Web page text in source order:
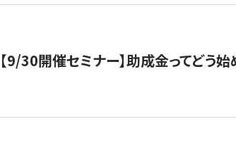
【9/30開催セミナー】助成金ってどう